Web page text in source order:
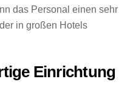
das Personal einen sehr
in großen Hotels
Einrichtung